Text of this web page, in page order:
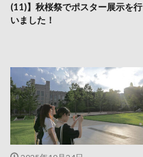
(11)】秋桜祭でポスター展示を行
いました！